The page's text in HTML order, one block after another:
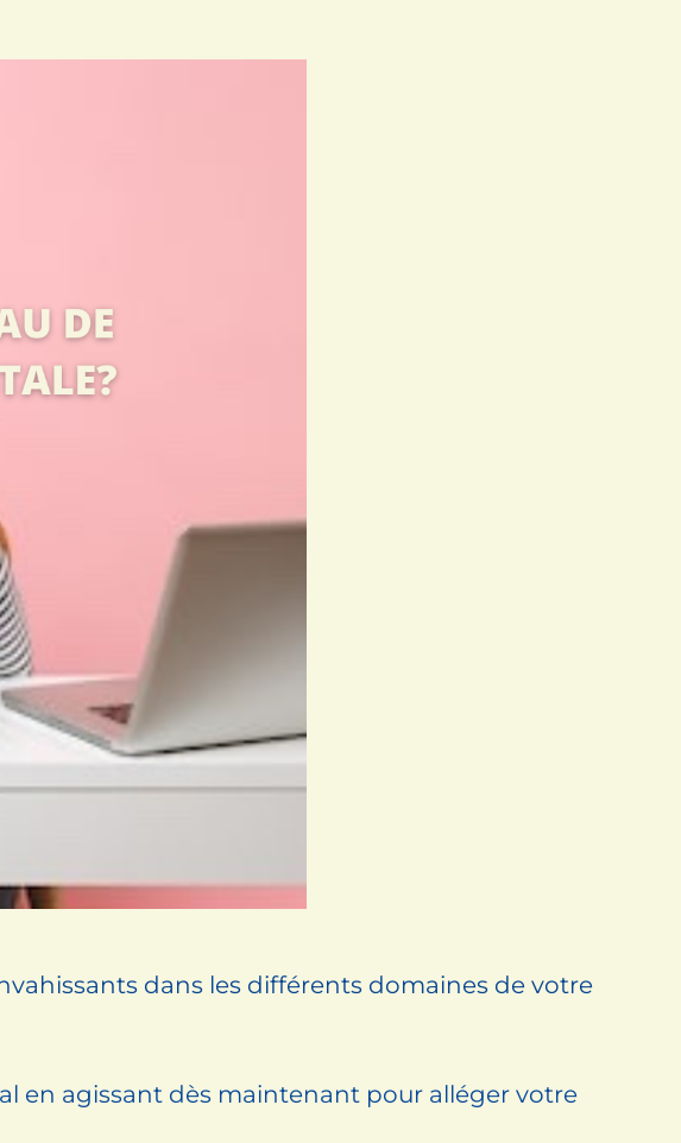
dans les différents domaines de votre
en agissant dès maintenant pour alléger votre